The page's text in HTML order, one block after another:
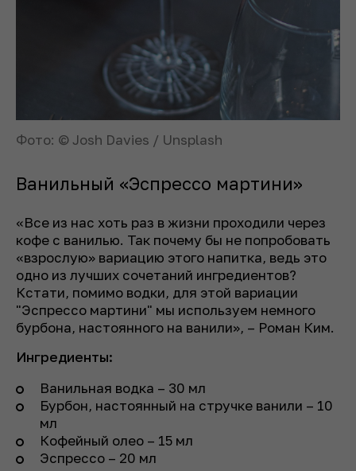
Фото: © Josh Davies / Unsplash
Ванильный «Эспрессо мартини»
«Все из нас хоть раз в жизни проходили через
кофе с ванилью. Так почему бы не попробовать
«взрослую» вариацию этого напитка, ведь это
одно из лучших сочетаний ингредиентов?
Кстати, помимо водки, для этой вариации
"Эспрессо мартини" мы используем немного
бурбона, настоянного на ванили», – Роман Ким.
Ингредиенты:
Ванильная водка – 30 мл
Бурбон, настоянный на стручке ванили – 10
мл
Кофейный олео – 15 мл
Эспрессо – 20 мл